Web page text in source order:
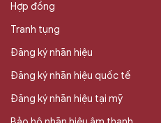
Hợp đồng
Tranh tụng
Đăng ký nhãn hiệu
Đăng ký nhãn hiệu quốc tế
Đăng ký nhãn hiệu tại mỹ